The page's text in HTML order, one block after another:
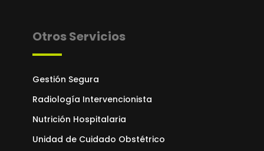
Otros Servicios
Gestión Segura
Radiología Intervencionista
Nutrición Hospitalaria
Unidad de Cuidado Obstétrico